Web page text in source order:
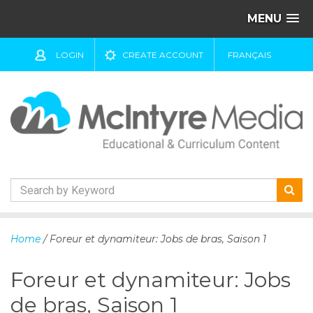
MENU
LOGIN CREATE ACCOUNT FRANÇAIS
k
c
Home / Foreur et dynamiteur: Jobs de bras, Saison 1
Foreur et dynamiteur: Jobs
de bras, Saison 1